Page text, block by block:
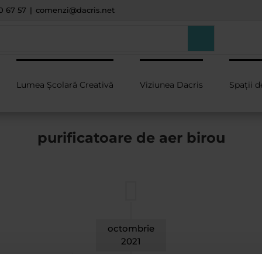
67 57 | comenzi@dacris.net
Lumea Școlară Creativă Viziunea Dacris Spații
purificatoare de aer birou
octombrie
2021